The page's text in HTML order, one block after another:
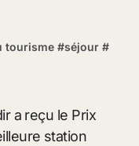
tourisme #séjour #
a reçu le Prix
station